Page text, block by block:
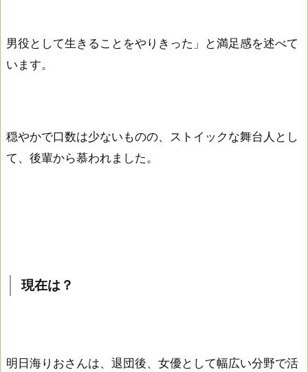
男役として生きることをやりきった」と満足感を述べて
います。
穏やかで口数は少ないものの、ストイックな舞台人とし
て、後輩から慕われました。
現在は？
明日海りおさんは、退団後、女優として幅広い分野で活